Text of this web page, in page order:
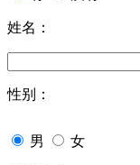
姓名：
性别：
男 女